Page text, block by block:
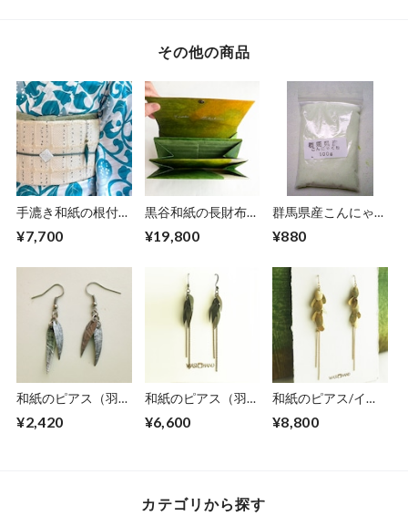
その他の商品
手漉き和紙の根付
¥7,700
黒谷和紙の長財布
¥19,800
群馬県産こんにゃく
０ｇ）
¥880
和紙のピアス（羽）
¥2,420
和紙のピアス（羽）
¥6,600
和紙のピアス/イヤ
【ミモザ】L
¥8,800
カテゴリから探す